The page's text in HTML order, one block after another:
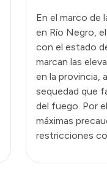
En el marco de
en Río Negro,
con el estado
marcan las
en la provincia,
sequedad que
del fuego. Por
máximas
restricciones